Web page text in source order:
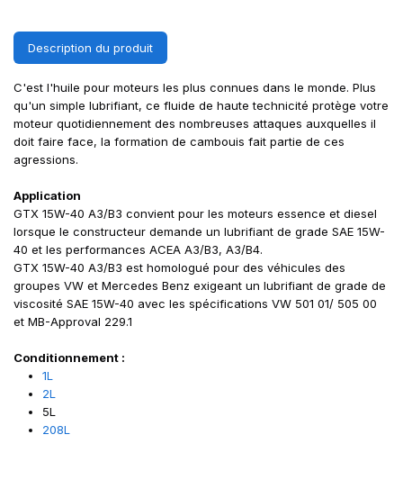
Description du produit
C'est l'huile pour moteurs les plus connues dans le monde. Plus
qu'un simple lubrifiant, ce fluide de haute technicité protège votre
moteur quotidiennement des nombreuses attaques auxquelles il
doit faire face, la formation de cambouis fait partie de ces
agressions.
Application
GTX 15W-40 A3/B3 convient pour les moteurs essence et diesel
lorsque le constructeur demande un lubrifiant de grade SAE 15W-
40 et les performances ACEA A3/B3, A3/B4.
GTX 15W-40 A3/B3 est homologué pour des véhicules des
groupes VW et Mercedes Benz exigeant un lubrifiant de grade de
viscosité SAE 15W-40 avec les spécifications VW 501 01/ 505 00
et MB-Approval 229.1
Conditionnement :
1L
2L
5L
208L